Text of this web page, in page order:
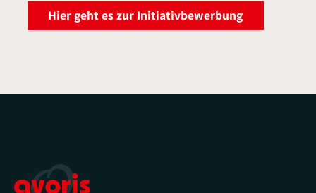
Hier geht es zur Initiativbewerbung